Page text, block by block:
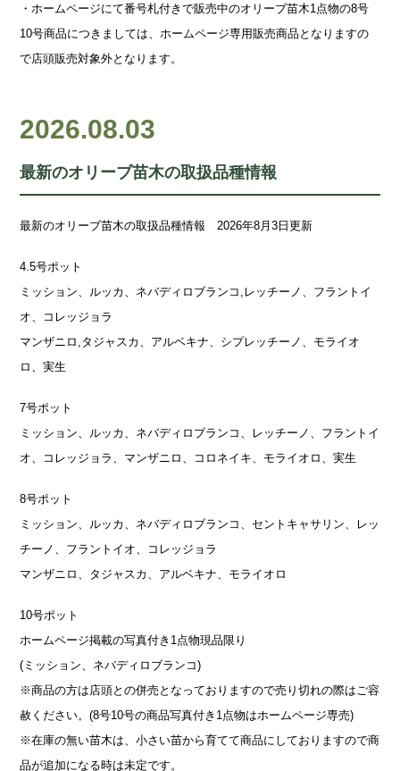
・ホームページにて番号札付きで販売中のオリーブ苗木1点物の8号
10号商品につきましては、ホームページ専用販売商品となりますの
で店頭販売対象外となります。
2026.08.03
最新のオリーブ苗木の取扱品種情報
最新のオリーブ苗木の取扱品種情報 2026年8月3日更新
4.5号ポット
ミッション、ルッカ、ネバディロブランコ,レッチーノ、フラントイ
オ、コレッジョラ
マンザニロ,タジャスカ、アルベキナ、シプレッチーノ、モライオ
ロ、実生
7号ポット
ミッション、ルッカ、ネバディロブランコ、レッチーノ、フラントイ
オ、コレッジョラ、マンザニロ、コロネイキ、モライオロ、実生
8号ポット
ミッション、ルッカ、ネバディロブランコ、セントキャサリン、レッ
チーノ、フラントイオ、コレッジョラ
マンザニロ、タジャスカ、アルベキナ、モライオロ
10号ポット
ホームページ掲載の写真付き1点物現品限り
(ミッション、ネバディロブランコ)
※商品の方は店頭との併売となっておりますので売り切れの際はご容
赦ください。(8号10号の商品写真付き1点物はホームページ専売)
※在庫の無い苗木は、小さい苗から育てて商品にしておりますので商
品が追加になる時は未定です。